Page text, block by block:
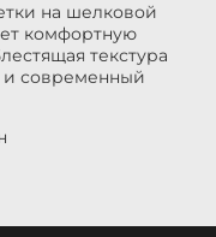
на шелковой
комфортную
текстура
и современный